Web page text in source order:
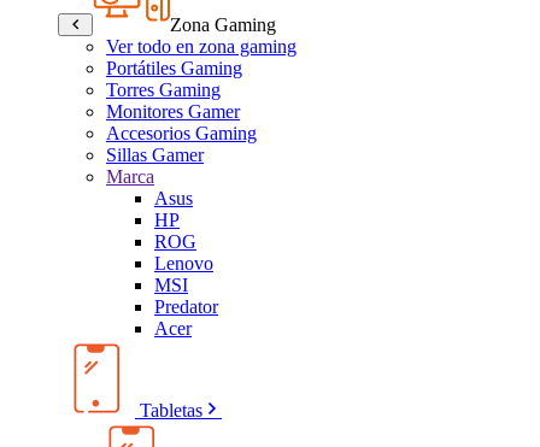
Zona Gaming
Ver todo en zona gaming
Portátiles Gaming
Torres Gaming
Monitores Gamer
Accesorios Gaming
Sillas Gamer
Marca
Asus
HP
ROG
Lenovo
MSI
Predator
Acer
Tabletas